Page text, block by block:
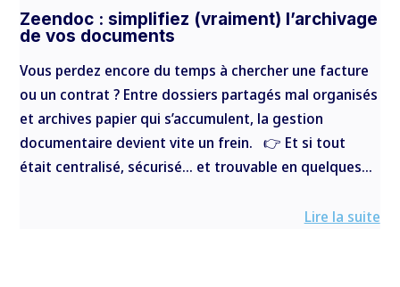
Zeendoc : simplifiez (vraiment) l’archivage
de vos documents
Vous perdez encore du temps à chercher une facture
ou un contrat ? Entre dossiers partagés mal organisés
et archives papier qui s’accumulent, la gestion
documentaire devient vite un frein. 👉 Et si tout
était centralisé, sécurisé… et trouvable en quelques...
Lire la suite